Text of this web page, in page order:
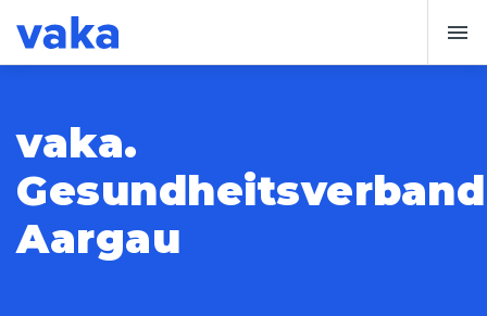
vaka.
Gesundheitsverband
Aargau